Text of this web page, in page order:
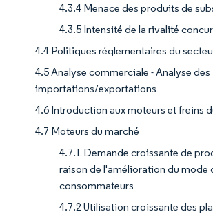
4.3.4 Menace des produits de
4.3.5 Intensité de la rivalité
4.4 Politiques réglementaires du
4.5 Analyse commerciale - Analyse des
importations/exportations
4.6 Introduction aux moteurs et freins
4.7 Moteurs du marché
4.7.1 Demande croissante de
raison de l'amélioration du mode
consommateurs
4.7.2 Utilisation croissante des